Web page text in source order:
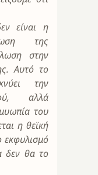
είναι η
της
στην
Αυτό το
την
αλλά
του
η θεϊκή
εκφυλισμό
δεν θα το